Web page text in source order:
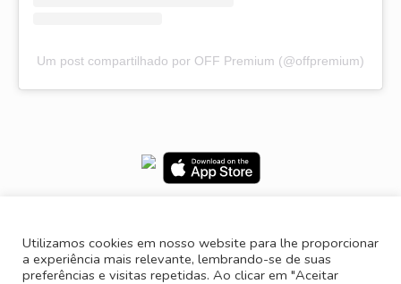
Um post compartilhado por OFF Premium (@offpremium)
Utilizamos cookies em nosso website para lhe proporcionar
a experiência mais relevante, lembrando-se de suas
preferências e visitas repetidas. Ao clicar em "Aceitar